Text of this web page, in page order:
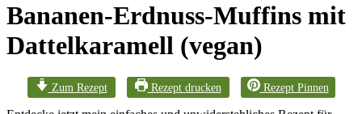
Bananen-Erdnuss-Muffins mit
Dattelkaramell (vegan)
Zum Rezept Rezept drucken Rezept Pinnen